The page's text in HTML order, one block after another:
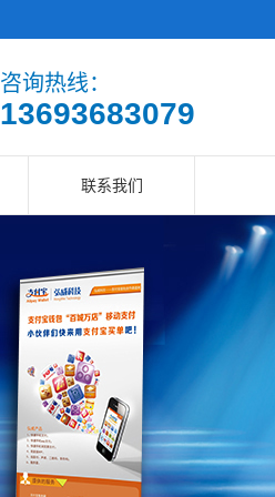
咨询热线：
13693683079
联系我们